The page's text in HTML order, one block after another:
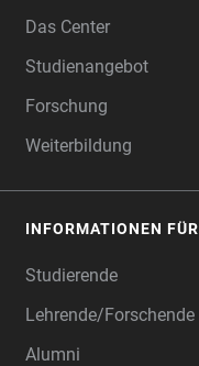
Das Center
Studienangebot
Forschung
Weiterbildung
INFORMATIONEN FÜR
Studierende
Lehrende/Forschende
Alumni